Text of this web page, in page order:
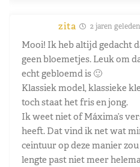
zita 2 jaren geleden
Mooi! Ik heb altijd gedacht
geen bloemetjes. Leuk om
echt gebloemd is 🙂
Klassiek model, klassieke
toch staat het fris en jong.
Ik weet niet of Máxima’s
heeft. Dat vind ik net wat
ceintuur op deze manier
lengte past niet meer